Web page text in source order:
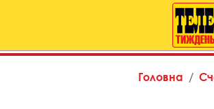
Головна